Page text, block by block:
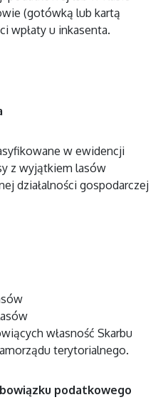
(gotówką lub kartą
wpłaty u inkasenta.
w ewidencji
z wyjątkiem lasów
działalności gospodarczej
własność Skarbu
terytorialnego.
podatkowego